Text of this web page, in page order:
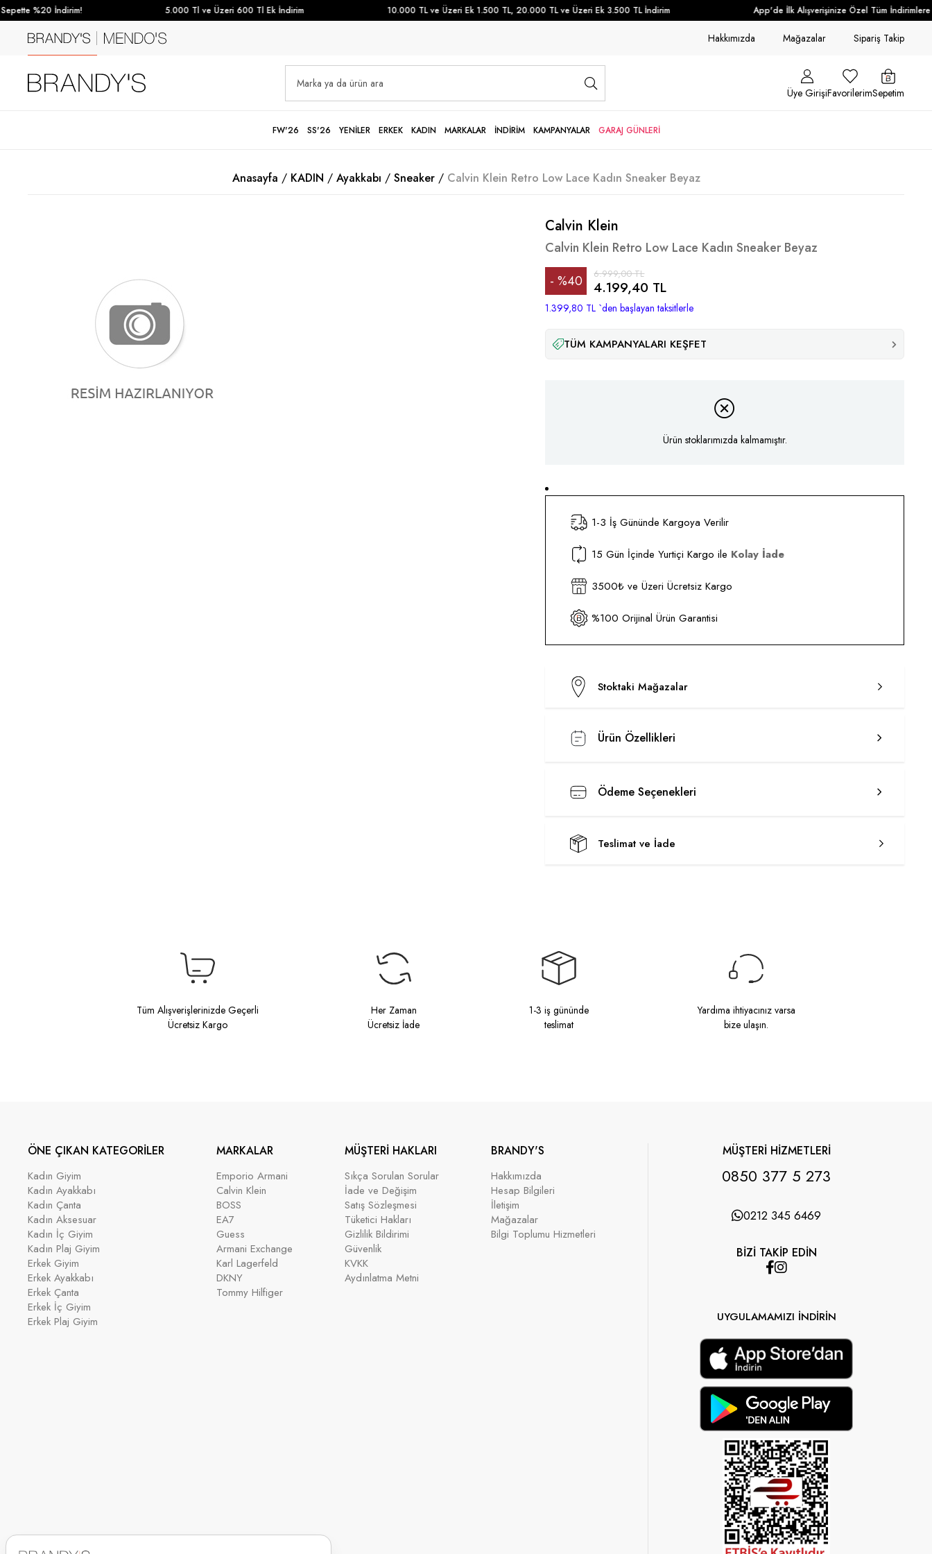
%20 İndirim! 5.000 Tl ve Üzeri 600 Tl Ek İndirim 10.000 TL ve Üzeri Ek 1.500 TL, 20.000 TL ve Üzeri Ek 3.500 TL İndirim App'de İlk Alışverişinize Özel Tüm İndirimlere
Hakkımızda Mağazalar Sipariş Takip
Üye GirişiFavorilerimSepetim
FW'26 SS'26 YENİLER ERKEK KADIN MARKALAR İNDİRİM KAMPANYALAR GARAJ GÜNLERİ
Anasayfa KADIN Ayakkabı Sneaker Calvin Klein Retro Low Lace Kadın Sneaker Beyaz
Calvin Klein
Calvin Klein Retro Low Lace Kadın Sneaker Beyaz
%40
İndirim
6.999,00 TL
4.199,40 TL
1.399,80 TL `den başlayan taksitlerle
TÜM KAMPANYALARI KEŞFET
Ürün stoklarımızda kalmamıştır.
1-3 İş Gününde Kargoya Verilir
15 Gün İçinde Yurtiçi Kargo ile Kolay İade
3500₺ ve Üzeri Ücretsiz Kargo
%100 Orijinal Ürün Garantisi
Stoktaki Mağazalar
Ürün Özellikleri
Ödeme Seçenekleri
Teslimat ve İade
Tüm Alışverişlerinizde Geçerli
Ücretsiz Kargo
Her Zaman
Ücretsiz İade
1-3 iş gününde
teslimat
Yardıma ihtiyacınız varsa
bize ulaşın.
ÖNE ÇIKAN KATEGORİLER
Kadın Giyim
Kadın Ayakkabı
Kadın Çanta
Kadın Aksesuar
Kadın İç Giyim
Kadın Plaj Giyim
Erkek Giyim
Erkek Ayakkabı
Erkek Çanta
Erkek İç Giyim
Erkek Plaj Giyim
MARKALAR
Emporio Armani
Calvin Klein
BOSS
EA7
Guess
Armani Exchange
Karl Lagerfeld
DKNY
Tommy Hilfiger
MÜŞTERİ HAKLARI
Sıkça Sorulan Sorular
İade ve Değişim
Satış Sözleşmesi
Tüketici Hakları
Gizlilik Bildirimi
Güvenlik
KVKK
Aydınlatma Metni
BRANDY'S
Hakkımızda
Hesap Bilgileri
İletişim
Mağazalar
Bilgi Toplumu Hizmetleri
MÜŞTERİ HİZMETLERİ
0850 377 5 273
0212 345 6469
BİZİ TAKİP EDİN
UYGULAMAMIZI İNDİRİN